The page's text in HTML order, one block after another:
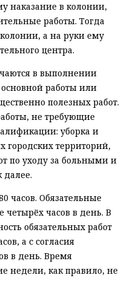
наказание в колонии,
работы. Тогда
а на руки ему
центра.
в выполнении
работы или
полезных работ.
не требующие
уборка и
городских территорий,
по уходу за больными и
часов. Обязательные
часов в день. В
обязательных работ
а с согласия
в день. Время
недели, как правило, не